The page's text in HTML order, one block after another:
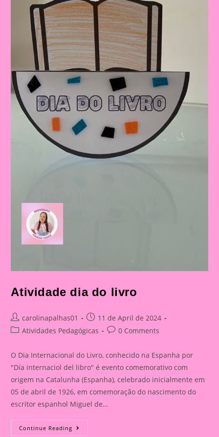
Atividade dia do livro
Post
author:
carolinapalhas01
Post
published:
11 de April de 2024
PostAtividades Pedagógicas
Post0 Comments
O Dia Internacional do Livro, conhecido na Espanha por
"Día internaciol del libro" é evento comemorativo com
origem na Catalunha (Espanha), celebrado inicialmente em
05 de abril de 1926, em comemoração do nascimento do
escritor espanhol Miguel de…
Continue Reading Atividade
Dia